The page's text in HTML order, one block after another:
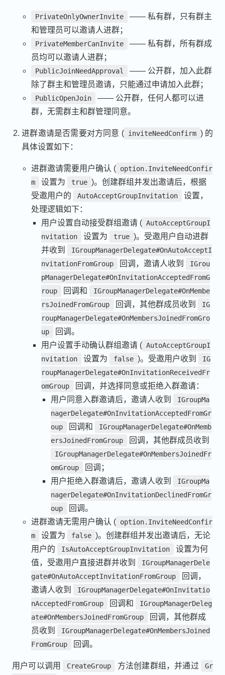
PrivateOnlyOwnerInvite
—— 私有群，只有群主
和管理员可以邀请人进群；
PrivateMemberCanInvite
—— 私有群，所有群成
员均可以邀请人进群；
PublicJoinNeedApproval
—— 公开群，加入此群
除了群主和管理员邀请，只能通过申请加入此群；
PublicOpenJoin
—— 公开群，任何人都可以进
群，无需群主和群管理同意。
进群邀请是否需要对方同意 ( inviteNeedConfirm ) 的
具体设置如下：
进群邀请需要用户确认 ( option.InviteNeedConfir
m
设置为 true )。创建群组并发出邀请后，根据
受邀用户的
AutoAcceptGroupInvitation
设置，
处理逻辑如下：
用户设置自动接受群组邀请 ( AutoAcceptGroupI
nvitation
设置为 true )。受邀用户自动进群
并收到
IGroupManagerDelegate#OnAutoAcceptI
nvitationFromGroup
回调，邀请人收到
IGrou
pManagerDelegate#OnInvitationAcceptedFromG
roup
回调和
IGroupManagerDelegate#OnMembe
rsJoinedFromGroup
回调，其他群成员收到
IG
roupManagerDelegate#OnMembersJoinedFromGro
up
回调。
用户设置手动确认群组邀请 ( AutoAcceptGroupI
nvitation
设置为 false )。受邀用户收到
IG
roupManagerDelegate#OnInvitationReceivedFr
omGroup
回调，并选择同意或拒绝入群邀请：
用户同意入群邀请后，邀请人收到
IGroupMa
nagerDelegate#OnInvitationAcceptedFromGr
oup
回调和
IGroupManagerDelegate#OnMemb
ersJoinedFromGroup
回调，其他群成员收到
IGroupManagerDelegate#OnMembersJoinedFr
omGroup
回调；
用户拒绝入群邀请后，邀请人收到
IGroupMa
nagerDelegate#OnInvitationDeclinedFromGr
oup
回调。
进群邀请无需用户确认 ( option.InviteNeedConfir
m
设置为 false )。创建群组并发出邀请后，无论
用户的
IsAutoAcceptGroupInvitation
设置为何
值，受邀用户直接进群并收到
IGroupManagerDele
gate#OnAutoAcceptInvitationFromGroup
回调，
邀请人收到
IGroupManagerDelegate#OnInvitatio
nAcceptedFromGroup
回调和
IGroupManagerDeleg
ate#OnMembersJoinedFromGroup
回调，其他群成
员收到
IGroupManagerDelegate#OnMembersJoined
FromGroup
回调。
用户可以调用 CreateGroup 方法创建群组，并通过 Gr